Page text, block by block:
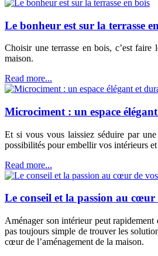
Le bonheur est sur la terrasse
Choisir une terrasse en bois, c’est
maison.
Read more...
Microciment : un espace
Et si vous vous laissiez séduire par
possibilités pour embellir vos intérieurs
Read more...
Le conseil et la passion au
Aménager son intérieur peut
pas toujours simple de trouver les
cœur de l’aménagement de la maison.